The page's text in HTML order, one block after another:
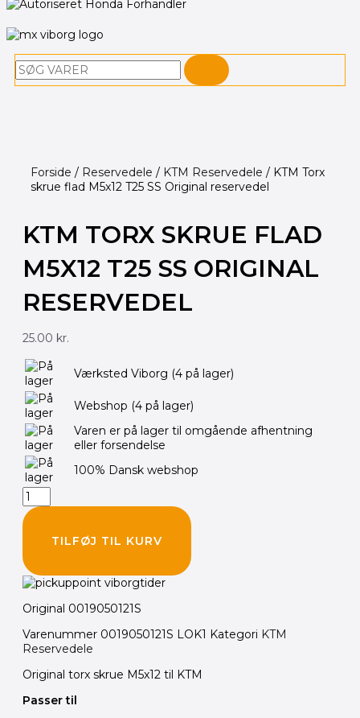
Søg
Forside / Reservedele / KTM Reservedele / KTM Torx
skrue flad M5x12 T25 SS Original reservedel
KTM TORX SKRUE FLAD
M5X12 T25 SS ORIGINAL
RESERVEDEL
25.00 kr.
Værksted Viborg (4 på lager)
Webshop (4 på lager)
Varen er på lager til omgående afhentning
eller forsendelse
100% Dansk webshop
KTM
Torx
skrue
flad
M5x12
T25
SS
Original
reservedel
antal
TILFØJ TIL KURV
Original 0019050121S
Varenummer 0019050121S LOK1 Kategori KTM
Reservedele
Original torx skrue M5x12 til KTM
Passer til